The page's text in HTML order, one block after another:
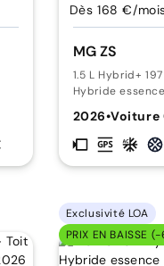
MG ZS
1.5 L Hybrid+
Hybride essence
2026•Voiture
Dès 168 €/
Exclusivité LOA
PRIX EN BAISSE